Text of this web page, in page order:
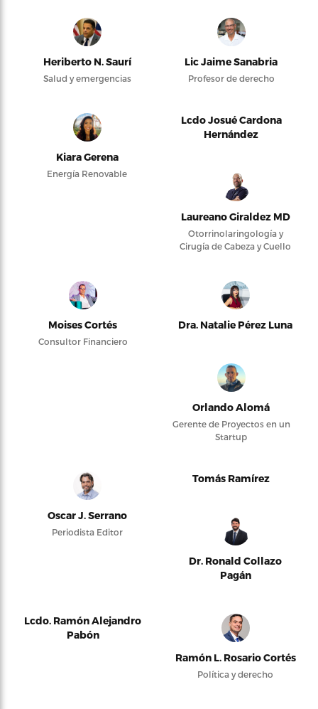
Heriberto N. Saurí
Salud y emergencias
Lic Jaime Sanabria
Profesor de derecho
Kiara Gerena
Energía Renovable
Lcdo Josué Cardona
Hernández
Laureano Giraldez MD
Otorrinolaringología y
Cirugía de Cabeza y Cuello
Moises Cortés
Consultor Financiero
Dra. Natalie Pérez Luna
Orlando Alomá
Gerente de Proyectos en un
Startup
Oscar J. Serrano
Periodista Editor
Tomás Ramírez
Dr. Ronald Collazo
Pagán
Lcdo. Ramón Alejandro
Pabón
Ramón L. Rosario Cortés
Política y derecho